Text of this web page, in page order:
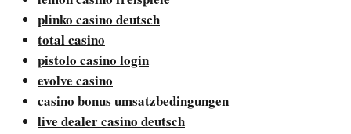
plinko casino deutsch
total casino
pistolo casino login
evolve casino
casino bonus umsatzbedingungen
live dealer casino deutsch